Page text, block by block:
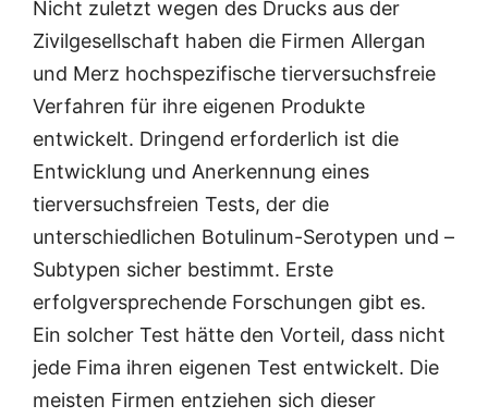
Nicht zuletzt wegen des Drucks aus der
Zivilgesellschaft haben die Firmen Allergan
und Merz hochspezifische tierversuchsfreie
Verfahren für ihre eigenen Produkte
entwickelt. Dringend erforderlich ist die
Entwicklung und Anerkennung eines
tierversuchsfreien Tests, der die
unterschiedlichen Botulinum-Serotypen und –
Subtypen sicher bestimmt. Erste
erfolgversprechende Forschungen gibt es.
Ein solcher Test hätte den Vorteil, dass nicht
jede Fima ihren eigenen Test entwickelt. Die
meisten Firmen entziehen sich dieser